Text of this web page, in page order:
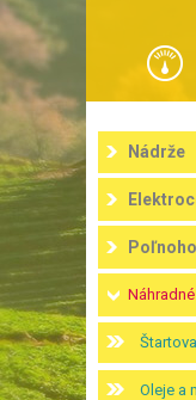
Nádrže
Oleje a